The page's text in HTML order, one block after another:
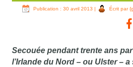
Publication : 30 avril 2013 | Écrit par
Secouée pendant trente ans
l’Irlande du Nord – ou Ulster –